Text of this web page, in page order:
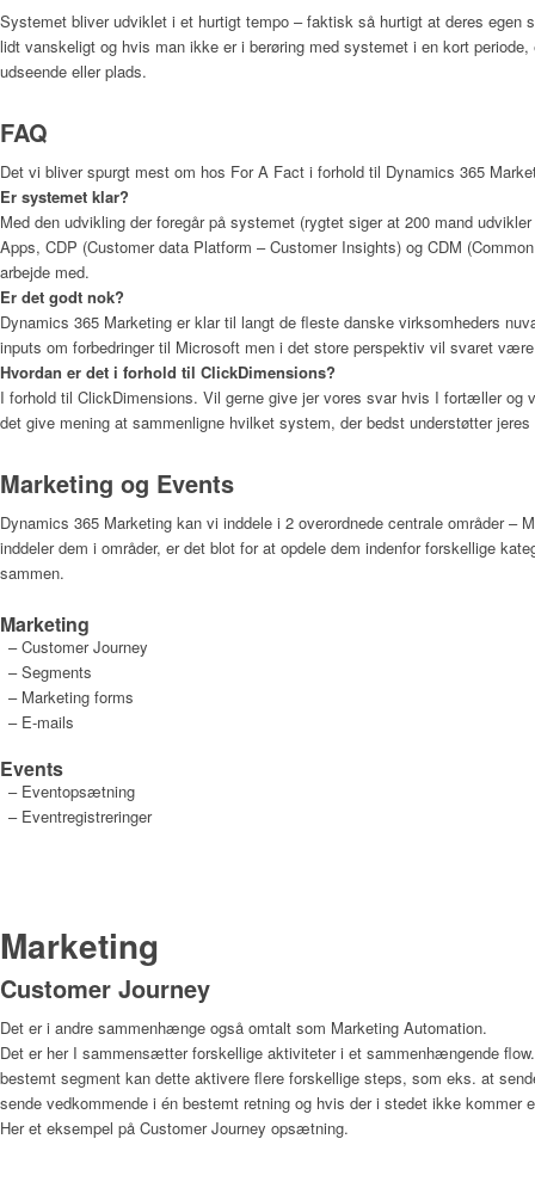
Systemet bliver udviklet i et hurtigt tempo – faktisk så hurtigt at deres
lidt vanskeligt og hvis man ikke er i berøring med systemet i en kort
udseende eller plads.
FAQ
Det vi bliver spurgt mest om hos For A Fact i forhold til Dynamics 365
Er systemet klar?
Med den udvikling der foregår på systemet (rygtet siger at 200 mand
Apps, CDP (Customer data Platform – Customer Insights) og CDM
arbejde med.
Er det godt nok?
Dynamics 365 Marketing er klar til langt de fleste danske virksomheders
inputs om forbedringer til Microsoft men i det store perspektiv vil svaret
Hvordan er det i forhold til ClickDimensions?
I forhold til ClickDimensions. Vil gerne give jer vores svar hvis I fortæller
det give mening at sammenligne hvilket system, der bedst understøtter
Marketing og Events
Dynamics 365 Marketing kan vi inddele i 2 overordnede centrale områder –
inddeler dem i områder, er det blot for at opdele dem indenfor forskellige
sammen.
Marketing
– Customer Journey
– Segments
– Marketing forms
– E-mails
Events
– Eventopsætning
– Eventregistreringer
Marketing
Customer Journey
Det er i andre sammenhænge også omtalt som Marketing Automation.
Det er her I sammensætter forskellige aktiviteter i et sammenhængende
bestemt segment kan dette aktivere flere forskellige steps, som eks. at
sende vedkommende i én bestemt retning og hvis der i stedet ikke kommer
Her et eksempel på Customer Journey opsætning.